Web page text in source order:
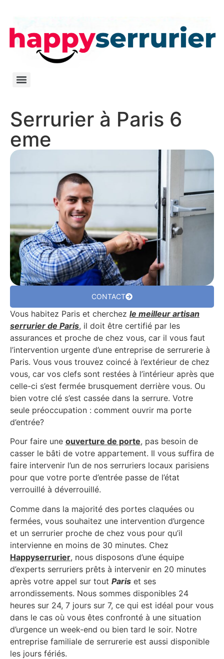
Serrurier à Paris 6
eme
CONTACT
Vous habitez Paris et cherchez le meilleur artisan
serrurier de Paris, il doit être certifié par les
assurances et proche de chez vous, car il vous faut
l’intervention urgente d’une entreprise de serrurerie à
Paris. Vous vous trouvez coincé à l’extérieur de chez
vous, car vos clefs sont restées à l’intérieur après que
celle-ci s’est fermée brusquement derrière vous. Ou
bien votre clé s’est cassée dans la serrure. Votre
seule préoccupation : comment ouvrir ma porte
d’entrée?
Pour faire une ouverture de porte, pas besoin de
casser le bâti de votre appartement. Il vous suffira de
faire intervenir l’un de nos serruriers locaux parisiens
pour que votre porte d’entrée passe de l’état
verrouillé à déverrouillé.
Comme dans la majorité des portes claquées ou
fermées, vous souhaitez une intervention d’urgence
et un serrurier proche de chez vous pour qu’il
intervienne en moins de 30 minutes. Chez
Happyserrurier, nous disposons d’une équipe
d’experts serruriers prêts à intervenir en 20 minutes
après votre appel sur tout Paris et ses
arrondissements. Nous sommes disponibles 24
heures sur 24, 7 jours sur 7, ce qui est idéal pour vous
dans le cas où vous êtes confronté à une situation
d’urgence un week-end ou bien tard le soir. Notre
entreprise familiale de serrurerie est aussi disponible
les jours fériés.